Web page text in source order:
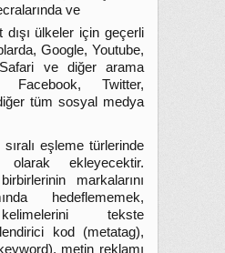
ve
ülkeler için geçerli
Google, Youtube,
ve diğer arama
Facebook, Twitter,
tüm sosyal medya
eşleme türlerinde
ekleyecektir.
markalarını
hedeflememek,
tekste
kod (metatag),
metin reklamı